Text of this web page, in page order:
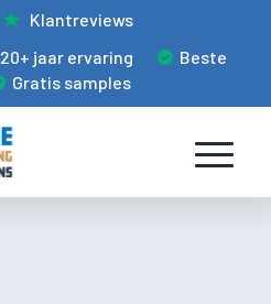
Klantreviews
20+ jaar ervaring
Beste
Gratis samples